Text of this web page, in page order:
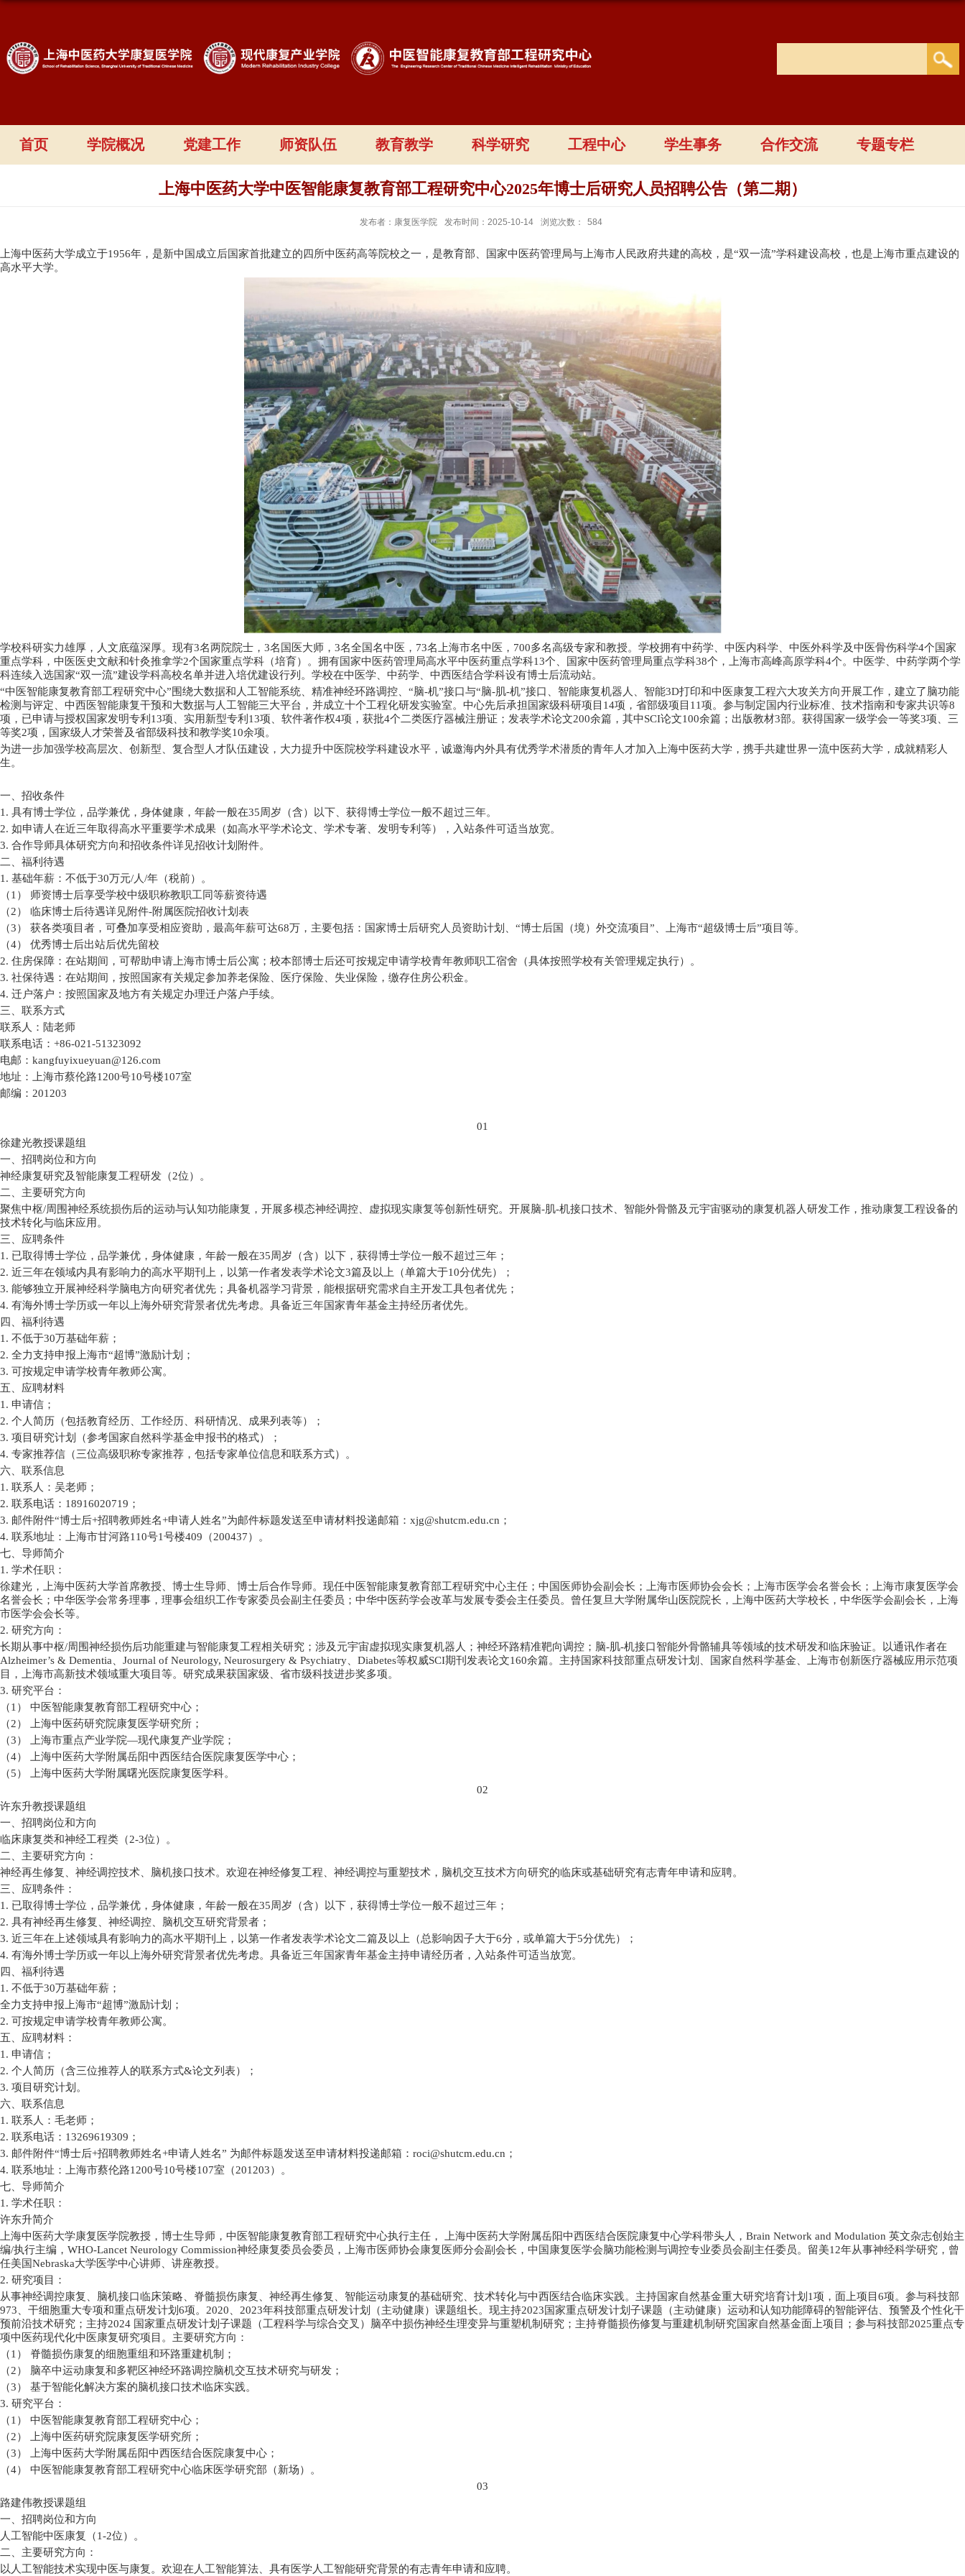
首页 学院概况 党建工作 师资队伍 教育教学 科学研究 工程中心 学生事务 合作交流 专题专栏
上海中医药大学中医智能康复教育部工程研究中心2025年博士后研究人员招聘公告（第二期）
发布者：康复医学院 发布时间：2025-10-14 浏览次数： 584
上海中医药大学成立于1956年，是新中国成立后国家首批建立的四所中医药高等院校之一，是教育部、国家中医药管理局与上海市人民政府共建的高校，是“双一流”学科建设高校，也是上海市重点建设的
高水平大学。
学校科研实力雄厚，人文底蕴深厚。现有3名两院院士， 3名国医大师， 3名全国名中医， 73名上海市名中医， 700多名高级专家和教授。学校拥有中药学、中医内科学、中医外科学及中医骨伤科学4个国家
重点学科，中医医史文献和针灸推拿学2个国家重点学科（培育）。拥有国家中医药管理局高水平中医药重点学科13个、国家中医药管理局重点学科38个，上海市高峰高原学科4个。中医学、中药学两个学
科连续入选国家“双一流”建设学科高校名单并进入培优建设行列。学校在中医学、中药学、中西医结合学科设有博士后流动站。
“中医智能康复教育部工程研究中心”围绕大数据和人工智能系统、精准神经环路调控、 “脑-机”接口与“脑-肌-机”接口、智能康复机器人、智能3D打印和中医康复工程六大攻关方向开展工作，建立了脑功能
检测与评定、中西医智能康复干预和大数据与人工智能三大平台，并成立十个工程化研发实验室。中心先后承担国家级科研项目 14项，省部级项目 11项。参与制定国内行业标准、技术指南和专家共识等8
项，已申请与授权国家发明专利 13项、实用新型专利 13项、软件著作权4项，获批4个二类医疗器械注册证；发表学术论文200余篇，其中SCI论文100余篇；出版教材3部。获得国家一级学会一等奖3项、三
等奖2项，国家级人才荣誉及省部级科技和教学奖10余项。
为进一步加强学校高层次、创新型、复合型人才队伍建设，大力提升中医院校学科建设水平，诚邀海内外具有优秀学术潜质的青年人才加入上海中医药大学，携手共建世界一流中医药大学，成就精彩人
生。
一、招收条件
1. 具有博士学位，品学兼优，身体健康，年龄一般在35周岁（含）以下、获得博士学位一般不超过三年。
2. 如申请人在近三年取得高水平重要学术成果（如高水平学术论文、学术专著、发明专利等），入站条件可适当放宽。
3. 合作导师具体研究方向和招收条件详见招收计划附件。
二、福利待遇
1. 基础年薪：不低于30万元/人/年（税前）。
（1 ）
师资博士后享受学校中级职称教职工同等薪资待遇
（2） 临床博士后待遇详见附件-附属医院招收计划表
（3） 获各类项目者，可叠加享受相应资助，最高年薪可达68万，主要包括：国家博士后研究人员资助计划、 “博士后国（境）外交流项目 ” 、上海市“超级博士后”项目等。
（4）
优秀博士后出站后优先留校
2. 住房保障：在站期间，可帮助申请上海市博士后公寓；校本部博士后还可按规定申请学校青年教师职工宿舍（具体按照学校有关管理规定执行）。
3. 社保待遇：在站期间，按照国家有关规定参加养老保险、医疗保险、失业保险，缴存住房公积金。
4. 迁户落户：按照国家及地方有关规定办理迁户落户手续。
三、联系方式
联系人：陆老师
联系电话： +86-021-51323092
电邮： kangfuyixueyuan@126.com
地址：上海市蔡伦路1200号10号楼107室
邮编： 201203
01
徐建光教授课题组
一、招聘岗位和方向
神经康复研究及智能康复工程研发（2位）。
二、主要研究方向
聚焦中枢/周围神经系统损伤后的运动与认知功能康复，开展多模态神经调控、虚拟现实康复等创新性研究。开展脑-肌-机接口技术、智能外骨骼及元宇宙驱动的康复机器人研发工作，推动康复工程设备的
技术转化与临床应用。
三、应聘条件
1. 已取得博士学位，品学兼优，身体健康，年龄一般在35周岁（含）以下，获得博士学位一般不超过三年；
2. 近三年在领域内具有影响力的高水平期刊上，以第一作者发表学术论文3篇及以上（单篇大于10分优先）；
3. 能够独立开展神经科学脑电方向研究者优先；具备机器学习背景，能根据研究需求自主开发工具包者优先；
4. 有海外博士学历或一年以上海外研究背景者优先考虑。具备近三年国家青年基金主持经历者优先。
四、福利待遇
1. 不低于30万基础年薪；
2. 全力支持申报上海市“超博”激励计划；
3. 可按规定申请学校青年教师公寓。
五、应聘材料
1. 申请信；
2. 个人简历（包括教育经历、工作经历、科研情况、成果列表等）；
3. 项目研究计划（参考国家自然科学基金申报书的格式）；
4. 专家推荐信（三位高级职称专家推荐，包括专家单位信息和联系方式）。
六、联系信息
1. 联系人：吴老师；
2. 联系电话： 18916020719 ；
3. 邮件附件“博士后+招聘教师姓名+申请人姓名”为邮件标题发送至申请材料投递邮箱： xjg@shutcm.edu.cn ；
4. 联系地址：上海市甘河路110号1号楼409 （200437）。
七、导师简介
1. 学术任职：
徐建光，上海中医药大学首席教授、博士生导师、博士后合作导师。现任中医智能康复教育部工程研究中心主任；中国医师协会副会长；上海市医师协会会长；上海市医学会名誉会长；上海市康复医学会
名誉会长；中华医学会常务理事，理事会组织工作专家委员会副主任委员；中华中医药学会改革与发展专委会主任委员。曾任复旦大学附属华山医院院长，上海中医药大学校长，中华医学会副会长，上海
市医学会会长等。
2. 研究方向：
长期从事中枢/周围神经损伤后功能重建与智能康复工程相关研究；涉及元宇宙虚拟现实康复机器人；神经环路精准靶向调控；脑-肌-机接口智能外骨骼辅具等领域的技术研发和临床验证。以通讯作者在
Alzheimer’s & Dementia
Journal of Neurology, Neurosurgery & Psychiatry Diabetes等权威SCI期刊发表论文160余篇。主持国家科技部重点研发计划、国家自然科学基金、上海市创新医疗器械应用示范项
目，上海市高新技术领域重大项目等。研究成果获国家级、省市级科技进步奖多项。
3. 研究平台：
（1 ）
中医智能康复教育部工程研究中心；
（2）
上海中医药研究院康复医学研究所；
（3） 上海市重点产业学院—现代康复产业学院；
（4）
上海中医药大学附属岳阳中西医结合医院康复医学中心；
（5）
上海中医药大学附属曙光医院康复医学科。
02
许东升教授课题组
一、招聘岗位和方向
临床康复类和神经工程类（2-3位）。
二、主要研究方向：
神经再生修复、神经调控技术、脑机接口技术。欢迎在神经修复工程、神经调控与重塑技术，脑机交互技术方向研究的临床或基础研究有志青年申请和应聘。
三、应聘条件：
1. 已取得博士学位，品学兼优，身体健康，年龄一般在35周岁（含）以下，获得博士学位一般不超过三年；
2. 具有神经再生修复、神经调控、脑机交互研究背景者；
3. 近三年在上述领域具有影响力的高水平期刊上，以第一作者发表学术论文二篇及以上（总影响因子大于6分，或单篇大于5分优先）；
4. 有海外博士学历或一年以上海外研究背景者优先考虑。具备近三年国家青年基金主持申请经历者，入站条件可适当放宽。
四、福利待遇
1. 不低于30万基础年薪；
全力支持申报上海市“超博”激励计划；
2. 可按规定申请学校青年教师公寓。
五、应聘材料：
1. 申请信；
2. 个人简历（含三位推荐人的联系方式&论文列表）；
3. 项目研究计划。
六、联系信息
1. 联系人：毛老师；
2. 联系电话： 13269619309 ；
3. 邮件附件“博士后+招聘教师姓名+申请人姓名” 为邮件标题发送至申请材料投递邮箱： roci@shutcm.edu.cn ；
4. 联系地址：上海市蔡伦路1200号10号楼107室（201203）。
七、导师简介
1. 学术任职：
许东升简介
上海中医药大学康复医学院教授，博士生导师，中医智能康复教育部工程研究中心执行主任，
上海中医药大学附属岳阳中西医结合医院康复中心学科带头人， Brain Network and Modulation 英文杂志创始主
编/执行主编， WHO-Lancet Neurology Commission神经康复委员会委员，上海市医师协会康复医师分会副会长，中国康复医学会脑功能检测与调控专业委员会副主任委员。留美12年从事神经科学研究，曾
任美国Nebraska大学医学中心讲师、讲座教授。
2. 研究项目：
从事神经调控康复、脑机接口临床策略、脊髓损伤康复、神经再生修复、智能运动康复的基础研究、技术转化与中西医结合临床实践。主持国家自然基金重大研究培育计划 1项，面上项目 6项。参与科技部
973 、干细胞重大专项和重点研发计划6项。 2020 2023年科技部重点研发计划（主动健康）课题组长。现主持2023 国家重点研发计划子课题（主动健康）运动和认知功能障碍的智能评估、预警及个性化干
预前沿技术研究；主持2024 国家重点研发计划子课题（工程科学与综合交叉）脑卒中损伤神经生理变异与重塑机制研究；主持脊髓损伤修复与重建机制研究国家自然基金面上项目；参与科技部2025重点专
项中医药现代化中医康复研究项目。主要研究方向：
（1 ）
脊髓损伤康复的细胞重组和环路重建机制；
（2）
脑卒中运动康复和多靶区神经环路调控脑机交互技术研究与研发；
（3）
基于智能化解决方案的脑机接口技术临床实践。
3. 研究平台：
（1 ）
中医智能康复教育部工程研究中心；
（2）
上海中医药研究院康复医学研究所；
（3）
上海中医药大学附属岳阳中西医结合医院康复中心；
（4）
中医智能康复教育部工程研究中心临床医学研究部（新场）。
03
路建伟教授课题组
一、招聘岗位和方向
人工智能中医康复（1-2位）。
二、主要研究方向：
以人工智能技术实现中医与康复。欢迎在人工智能算法、具有医学人工智能研究背景的有志青年申请和应聘。